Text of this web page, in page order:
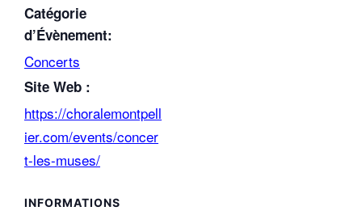
Catégorie
d’Évènement:
Concerts
Site Web :
https://choralemontpell
ier.com/events/concer
t-les-muses/